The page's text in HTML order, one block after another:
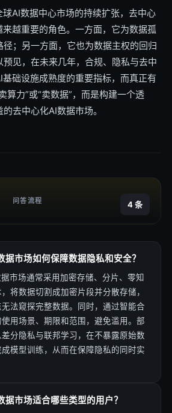
AI数据中心市场的持续扩张，去中心
越重要的角色。一方面，它为数据孤
；另一方面，它也为数据主权的回归
见，在未来几年，合规、隐私与去中
础设施成熟度的重要指标，而真正有
算力”或“卖数据”，而是构建一个透
去中心化AI数据市场。
问答流程 4 条
据市场如何保障数据隐私和安全？
市场通常采用加密存储、分片、零知
将数据切割成加密片段并分散存储，
法窥探完整数据。同时，通过智能合
用场景、期限和范围，避免滥用。部
分隐私与联邦学习，在不暴露原始数
模型训练，从而在保障隐私的同时实
据市场适合哪些类型的用户？